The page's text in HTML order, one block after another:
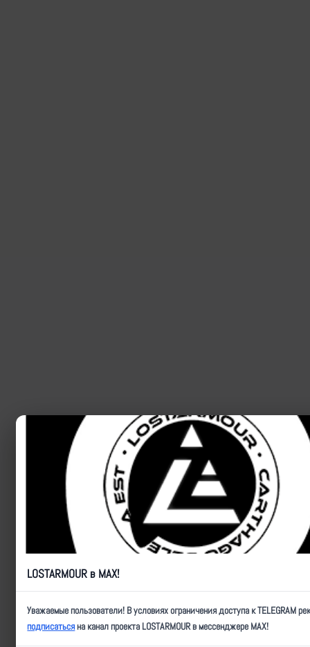
LOSTARMOUR в MAX!
Уважаемые пользователи! В условиях ограничения доступа к TELEGRAM
подписатьсяна канал проекта LOSTARMOUR в мессенджере MAX!